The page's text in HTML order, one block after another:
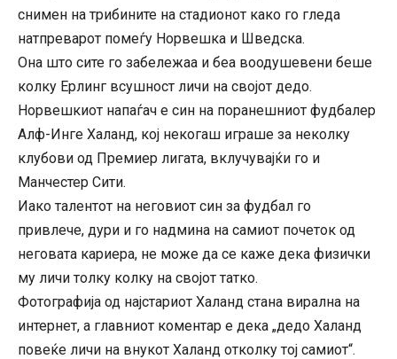
снимен на трибините на стадионот како го гледа
натпреварот помеѓу Норвешка и Шведска.
Она што сите го забележаа и беа воодушевени беше
колку Ерлинг всушност личи на својот дедо.
Норвешкиот напаѓач е син на поранешниот фудбалер
Алф-Инге Халанд, кој некогаш играше за неколку
клубови од Премиер лигата, вклучувајќи го и
Манчестер Сити.
Иако талентот на неговиот син за фудбал го
привлече, дури и го надмина на самиот почеток од
неговата кариера, не може да се каже дека физички
му личи толку колку на својот татко.
Фотографија од најстариот Халанд стана вирална на
интернет, а главниот коментар е дека „дедо Халанд
повеќе личи на внукот Халанд отколку тој самиот“.